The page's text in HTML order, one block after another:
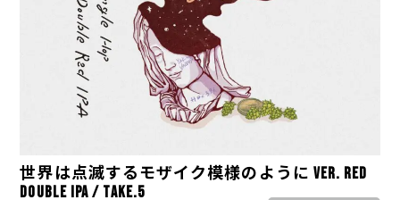
世界は点滅するモザイク模様のように ver. Red
Double IPA / take.5